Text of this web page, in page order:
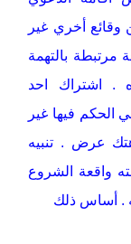
وقائع أخري غير
مرتبطة بالتهمة
. اشتراك احد
الحكم فيها غير
عرض . تنبيه
واقعة الشروع
. أساس ذلك